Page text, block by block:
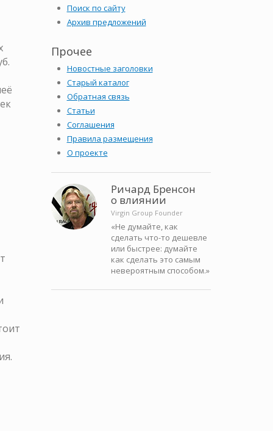
Поиск по сайту
Архив предложений
Прочее
Новостные заголовки
Старый каталог
Обратная связь
Статьи
Соглашения
Правила размещения
О проекте
Ричард Бренсон
о влиянии
Virgin Group Founder
«Не думайте, как
сделать что-то дешевле
или быстрее: думайте
как сделать это самым
невероятным способом.»